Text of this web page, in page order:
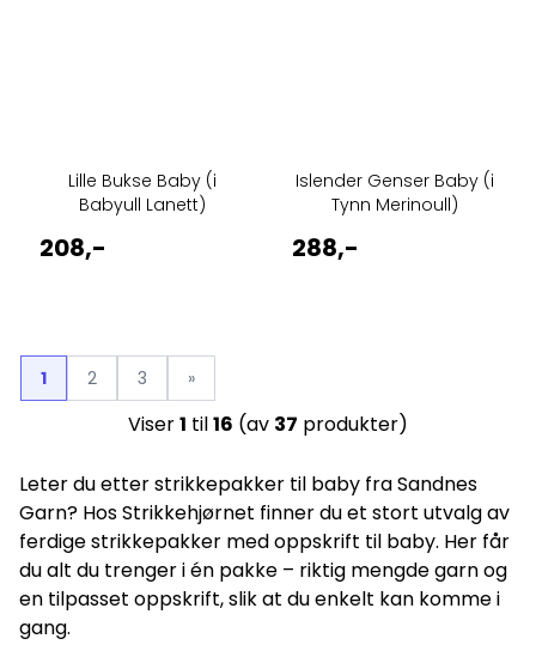
Lille Bukse Baby (i
Babyull Lanett)
208,-
Islender Genser Baby (i
Tynn Merinoull)
288,-
1 2 3 »
Viser1 til16 (av 37 produkter)
Leter du etter strikkepakker til baby fra Sandnes
Garn? Hos Strikkehjørnet finner du et stort utvalg av
ferdige strikkepakker med oppskrift til baby. Her får
du alt du trenger i én pakke – riktig mengde garn og
en tilpasset oppskrift, slik at du enkelt kan komme i
gang.